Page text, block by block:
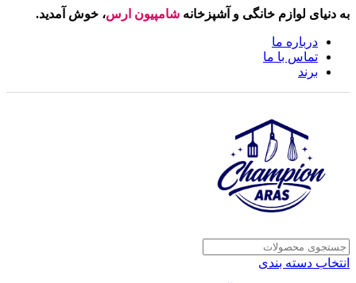
به دنیای لوازم خانگی و آشپزخانه شامپیون ارس، خوش آمدید.
درباره ما
تماس با ما
برند
انتخاب دسته بندی